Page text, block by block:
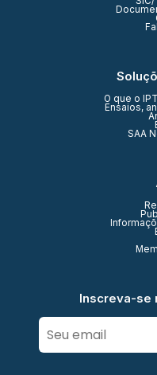
O que o
Ensaios,
SAA
Inscreva-se